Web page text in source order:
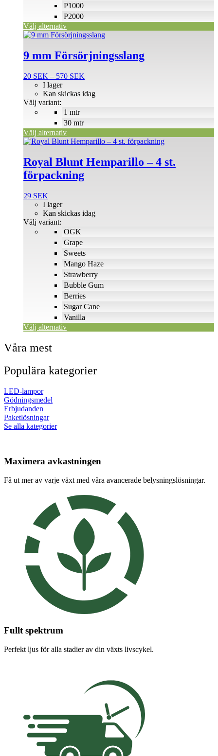
P1000
P2000
Välj alternativ
produktsidan
9 mm Försörjningsslang
20 SEK – 570 SEK
till
1 mtr
30 mtr
I lager
Kan skickas idag
Välj variant:
Välj alternativ
Den
produkten
har
varianter.
olika
alternativen
på
produktsidan
Royal Blunt Hemparillo – 4 st.
förpackning
29 SEK
OGK
Grape
Sweets
Mango Haze
Strawberry
Bubble Gum
Berries
Sugar Cane
Vanilla
I lager
Kan skickas idag
Välj variant:
Välj alternativ
Den
produkten
har
flera
De
olika
alternativen
kan
väljas
produktsidan
Våra mest
Populära kategorier
LED-lampor
Gödningsmedel
Erbjudanden
Paketlösningar
Se alla kategorier
Maximera avkastningen
Få ut mer av varje växt med våra avancerade belysningslösningar.
Fullt spektrum
Perfekt ljus för alla stadier av din växts livscykel.